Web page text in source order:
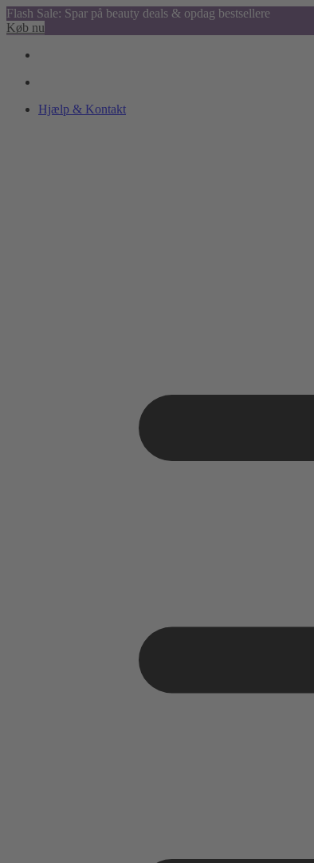
Flash Sale: Spar på beauty deals & opdag bestsellere
Køb nu
Hjælp & Kontakt